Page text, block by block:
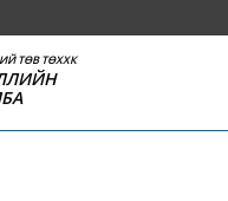
ТӨВ ТӨХХК